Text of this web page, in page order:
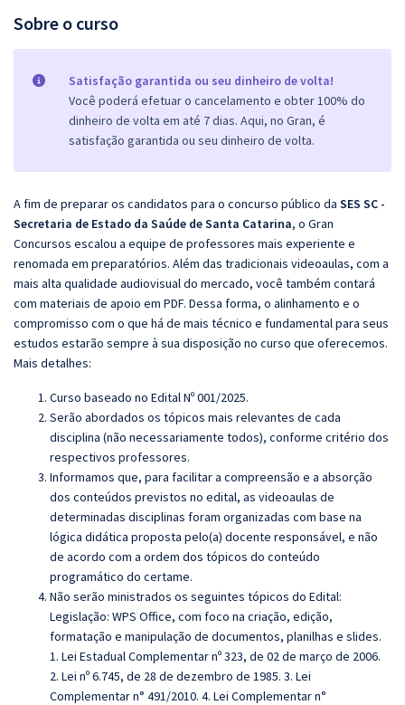
Sobre o curso
Satisfação garantida ou seu dinheiro de volta!
Você poderá efetuar o cancelamento e obter 100% do
dinheiro de volta em até 7 dias. Aqui, no Gran, é
satisfação garantida ou seu dinheiro de volta.
A fim de preparar os candidatos para o concurso público da SES SC -
Secretaria de Estado da Saúde de Santa Catarina, o Gran
Concursos escalou a equipe de professores mais experiente e
renomada em preparatórios. Além das tradicionais videoaulas, com a
mais alta qualidade audiovisual do mercado, você também contará
com materiais de apoio em PDF. Dessa forma, o alinhamento e o
compromisso com o que há de mais técnico e fundamental para seus
estudos estarão sempre à sua disposição no curso que oferecemos.
Mais detalhes:
Curso baseado no Edital Nº 001/2025.
Serão abordados os tópicos mais relevantes de cada
disciplina (não necessariamente todos), conforme critério dos
respectivos professores.
Informamos que, para facilitar a compreensão e a absorção
dos conteúdos previstos no edital, as videoaulas de
determinadas disciplinas foram organizadas com base na
lógica didática proposta pelo(a) docente responsável, e não
de acordo com a ordem dos tópicos do conteúdo
programático do certame.
Não serão ministrados os seguintes tópicos do Edital:
Legislação: WPS Office, com foco na criação, edição,
formatação e manipulação de documentos, planilhas e slides.
1. Lei Estadual Complementar nº 323, de 02 de março de 2006.
2. Lei nº 6.745, de 28 de dezembro de 1985. 3. Lei
Complementar n° 491/2010. 4. Lei Complementar n°